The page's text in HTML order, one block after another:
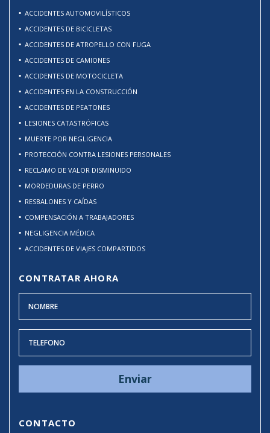
ACCIDENTES AUTOMOVILÍSTICOS
ACCIDENTES DE BICICLETAS
ACCIDENTES DE ATROPELLO CON FUGA
ACCIDENTES DE CAMIONES
ACCIDENTES DE MOTOCICLETA
ACCIDENTES EN LA CONSTRUCCIÓN
ACCIDENTES DE PEATONES
LESIONES CATASTRÓFICAS
MUERTE POR NEGLIGENCIA
PROTECCIÓN CONTRA LESIONES PERSONALES
RECLAMO DE VALOR DISMINUIDO
MORDEDURAS DE PERRO
RESBALONES Y CAÍDAS
COMPENSACIÓN A TRABAJADORES
NEGLIGENCIA MÉDICA
ACCIDENTES DE VIAJES COMPARTIDOS
CONTRATAR AHORA
CONTACTO